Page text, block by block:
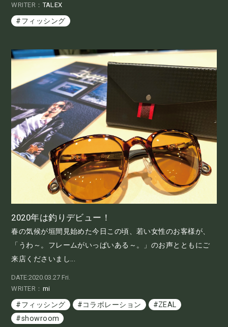
WRITER：TALEX
#フィッシング
2020年は釣りデビュー！
春の気候が垣間見始めた今日この頃、若い女性のお客様が、
「うわ～。フレームがいっぱいある～。」のお声とともにご
来店くださいまし...
DATE:2020.03.27 Fri.
WRITER： mi
#フィッシング #コラボレーション
#ZEAL
#showroom